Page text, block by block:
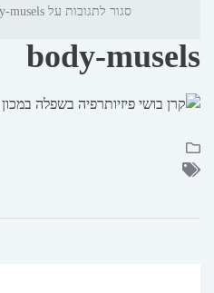
סגור לתגובות על body-musels
body-musels